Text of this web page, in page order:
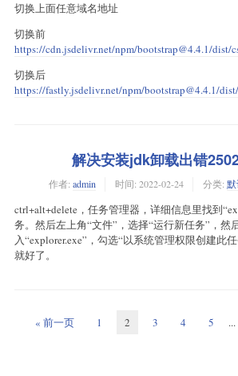
切换上面任意域名地址
切换前
https://cdn.jsdelivr.net/npm/bootstrap@4.4.1/dist/
切换后
https://fastly.jsdelivr.net/npm/bootstrap@4.4.1/
解决安装jdk卸载出错
作者: admin 时间: 2022-02-24 分类:
ctrl+alt+delete，任务管理器，详细信息里找到
务。然后左上角“文件”，选择“运行新任务”，然
入“explorer.exe”，勾选“以系统管理权限创建此
就好了。
« 前一页 1 2 3 4 5 ...